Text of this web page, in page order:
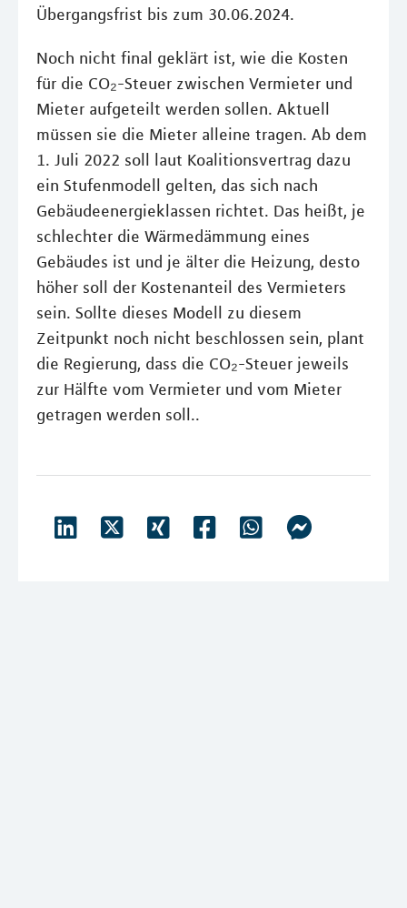
Übergangsfrist bis zum 30.06.2024.
Noch nicht final geklärt ist, wie die Kosten
für die CO₂-Steuer zwischen Vermieter und
Mieter aufgeteilt werden sollen. Aktuell
müssen sie die Mieter alleine tragen. Ab dem
1. Juli 2022 soll laut Koalitionsvertrag dazu
ein Stufenmodell gelten, das sich nach
Gebäudeenergieklassen richtet. Das heißt, je
schlechter die Wärmedämmung eines
Gebäudes ist und je älter die Heizung, desto
höher soll der Kostenanteil des Vermieters
sein. Sollte dieses Modell zu diesem
Zeitpunkt noch nicht beschlossen sein, plant
die Regierung, dass die CO₂-Steuer jeweils
zur Hälfte vom Vermieter und vom Mieter
getragen werden soll..